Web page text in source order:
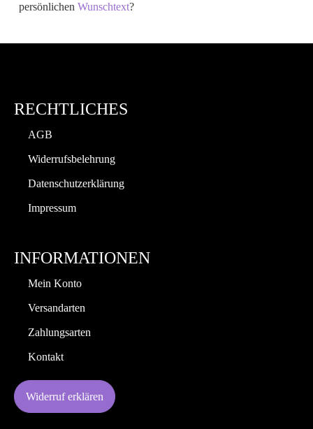
persönlichen Wunschtext?
RECHTLICHES
AGB
Widerrufsbelehrung
Datenschutzerklärung
Impressum
INFORMATIONEN
Mein Konto
Versandarten
Zahlungsarten
Kontakt
Widerruf erklären